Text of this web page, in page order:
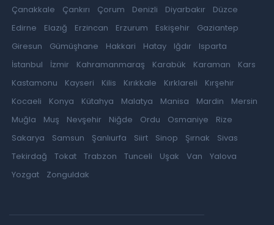
Çanakkale
Çankırı Çorum Denizli Diyarbakır
Düzce
Edirne
Elazığ Erzincan Erzurum Eskişehir
Gaziantep
Giresun
Gümüşhane Hakkari Hatay Iğdır
Isparta
İstanbul
İzmir Kahramanmaraş Karabük Karaman
Kars
Kastamonu
Kayseri Kilis Kırıkkale Kırklareli
Kırşehir
Kocaeli
Konya Kütahya Malatya Manisa Mardin
Mersin
Muğla
Muş Nevşehir Niğde Ordu Osmaniye
Rize
Sakarya
Samsun Şanlıurfa Siirt Sinop Şırnak
Sivas
Tekirdağ
Tokat Trabzon Tunceli Uşak Van
Yalova
Yozgat
Zonguldak